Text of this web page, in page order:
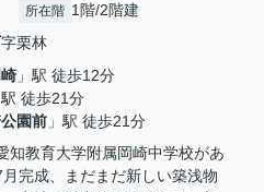
所在階 1階/2階建
字栗林
」駅 徒歩12分
駅 徒歩21分
園前 」駅 徒歩21分
知教育大学附属岡崎中学校があ
完成、まだまだ新しい築浅物